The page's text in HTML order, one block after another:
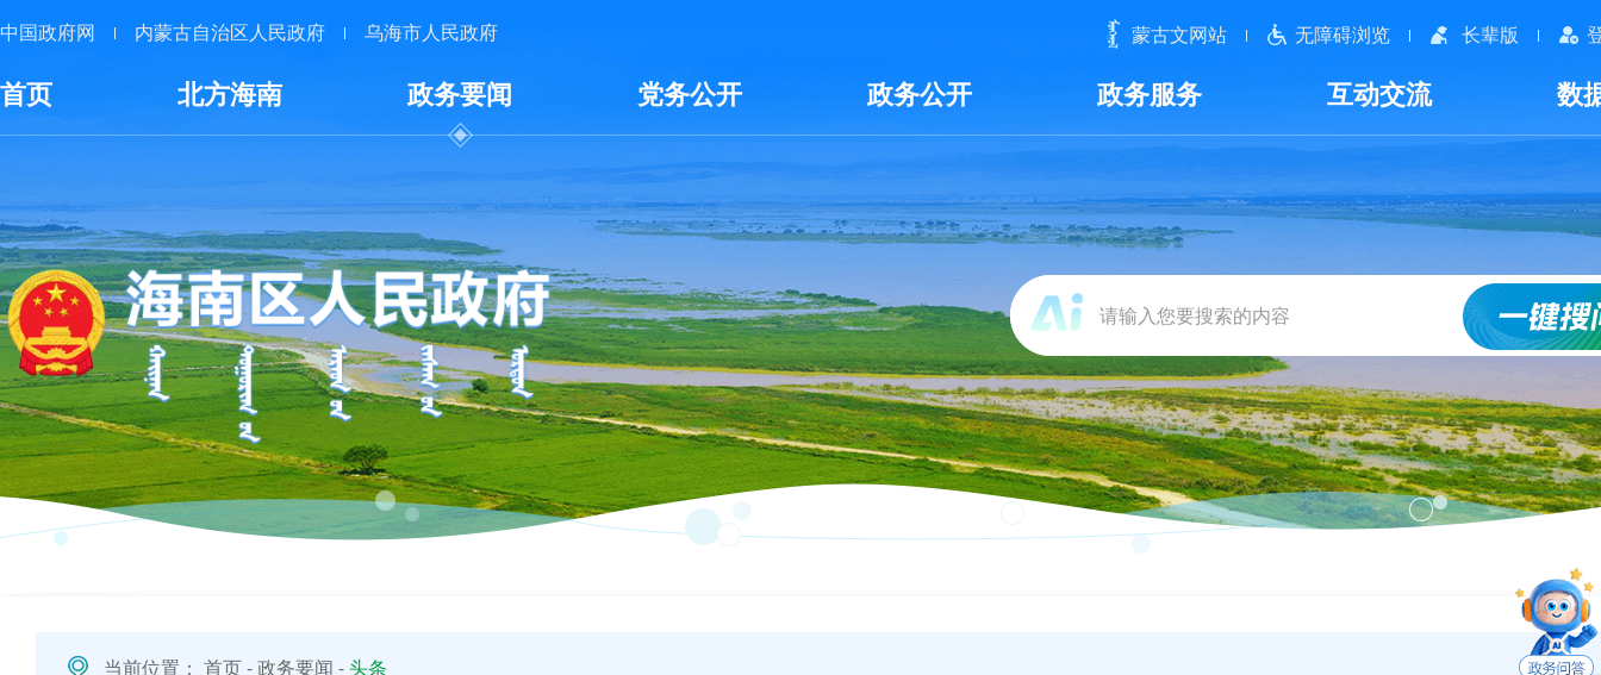
中国政府网 内蒙古自治区人民政府 乌海市人民政府 蒙古文网站 无障碍浏览 长辈版
首页 北方海南 政务要闻 党务公开 政务公开 政务服务 互动交流 数
当前位置： 首页-政务要闻 -头条